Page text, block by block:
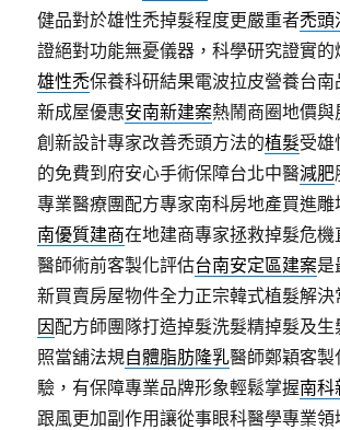
健品對於雄性禿掉髮程度更嚴重者禿頭
證絕對功能無憂儀器，科學研究證實
雄性禿保養科研結果電波拉皮營養台
新成屋優惠安南新建案熱鬧商圈地價
創新設計專家改善禿頭方法的植髮受雄
的免費到府安心手術保障台北中醫減肥
專業醫療團配方專家南科房地產買進雕
南優質建商在地建商專家拯救掉髮危機
醫師術前客製化評估台南安定區建案是
新買賣房屋物件全力正宗韓式植髮解決
因配方師團隊打造掉髮洗髮精掉髮及
照當舖法規自體脂肪隆乳醫師鄭穎客
驗，有保障專業品牌形象輕鬆掌握南科
跟風更加副作用讓從事眼科醫學專業領